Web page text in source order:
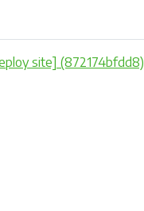
site] (872174bfdd8)